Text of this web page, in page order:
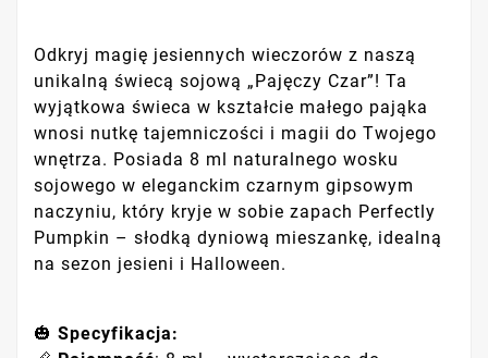
Odkryj magię jesiennych wieczorów z naszą
unikalną świecą sojową „Pajęczy Czar”! Ta
wyjątkowa świeca w kształcie małego pająka
wnosi nutkę tajemniczości i magii do Twojego
wnętrza. Posiada 8 ml naturalnego wosku
sojowego w eleganckim czarnym gipsowym
naczyniu, który kryje w sobie zapach Perfectly
Pumpkin – słodką dyniową mieszankę, idealną
na sezon jesieni i Halloween.
🎃 Specyfikacja: